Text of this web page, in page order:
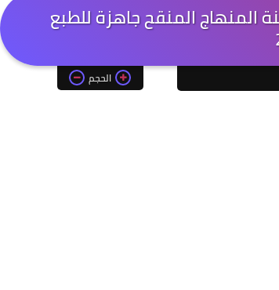
المنهاج المنقح جاهزة للطبع
الحجم